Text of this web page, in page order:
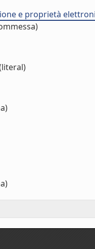
e proprietà